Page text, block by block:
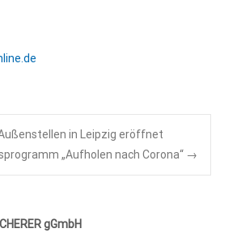
in Leipzig eröffnet
„Aufholen nach Corona“ →
gGmbH